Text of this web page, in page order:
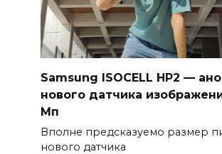
Samsung ISOCELL HP2 —
нового датчика
Мп
Вполне предсказуемо размер
нового датчика